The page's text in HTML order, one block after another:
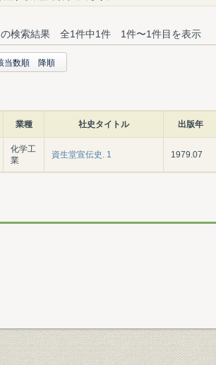
の検索結果 全1件中1件 1件〜1件目を表示
当数順 降順
業種 社史タイトル 出版年
化学工
業
資生堂宣伝史. 1 1979.07